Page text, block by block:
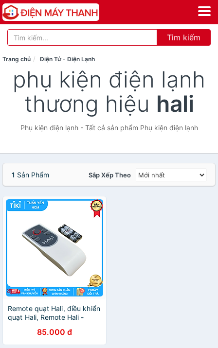
Tìm kiếm
Trang chủ Điện Tử - Điện Lạnh
phụ kiện điện lạnh
thương hiệu hali
Phụ kiện điện lạnh - Tất cả sản phẩm Phụ kiện điện lạnh
1 Sản Phẩm Sắp Xếp Theo
Remote quạt Hali, điều khiển
quạt Hali, Remote Hali -
quạt điều khiển Hali - Hàng
chính hãng
85.000 đ